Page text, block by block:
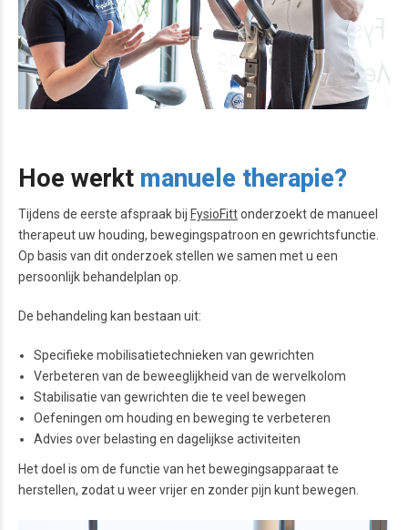
Hoe werkt manuele therapie?
Tijdens de eerste afspraak bij FysioFittonderzoekt de manueel
therapeut uw houding, bewegingspatroon en gewrichtsfunctie.
Op basis van dit onderzoek stellen we samen met u een
persoonlijk behandelplan op.
De behandeling kan bestaan uit:
Specifieke mobilisatietechnieken van gewrichten
Verbeteren van de beweeglijkheid van de wervelkolom
Stabilisatie van gewrichten die te veel bewegen
Oefeningen om houding en beweging te verbeteren
Advies over belasting en dagelijkse activiteiten
Het doel is om de functie van het bewegingsapparaat te
herstellen, zodat u weer vrijer en zonder pijn kunt bewegen.